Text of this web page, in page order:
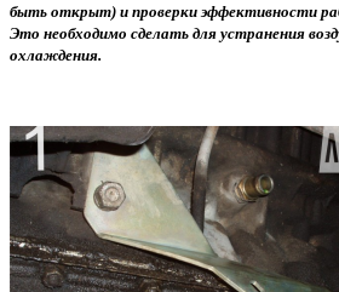
быть открыт) и проверки эффективности
Это необходимо сделать для устранения
охлаждения.